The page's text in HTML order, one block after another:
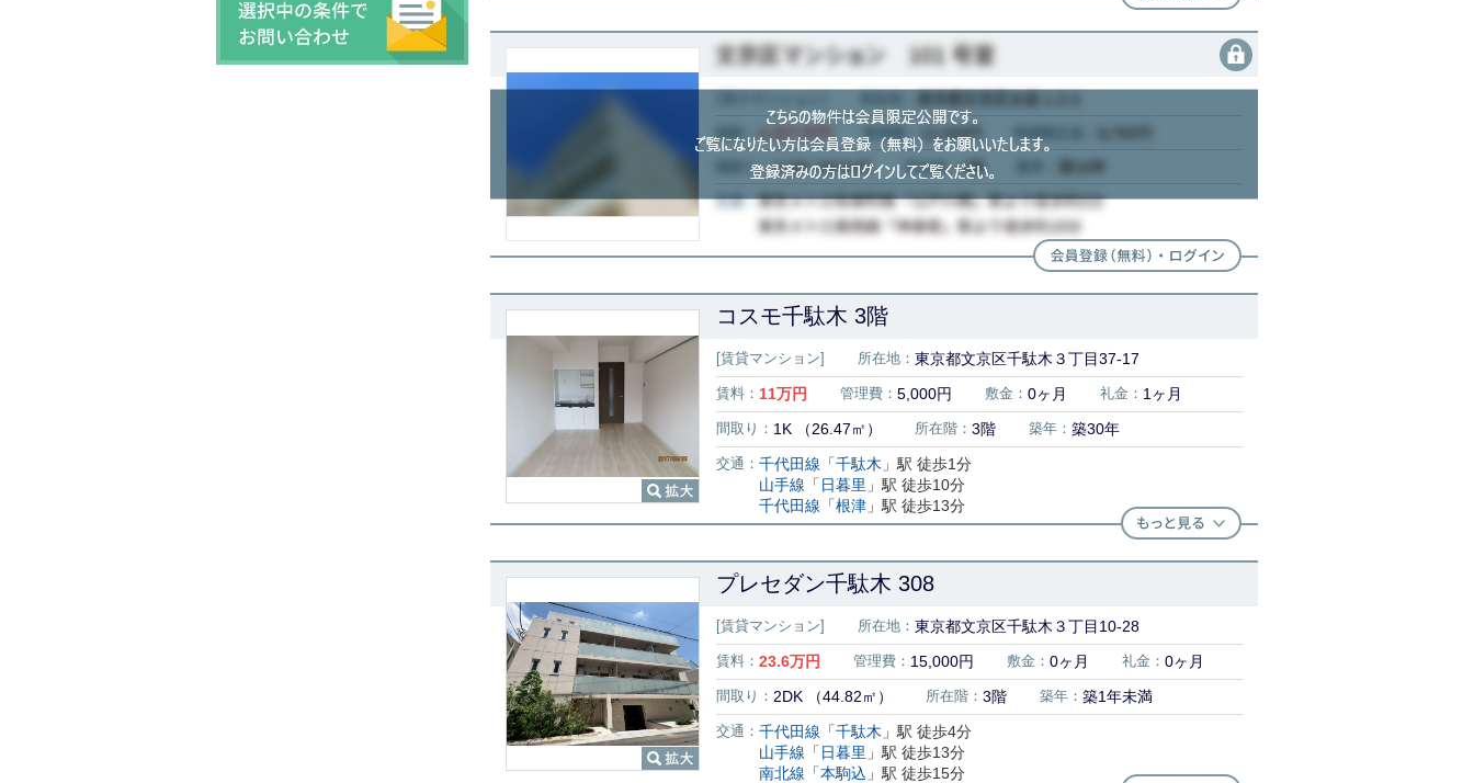
コスモ千駄木 3階
[賃貸マンション] 所在地： 東京都文京区千駄木３丁目37-17
賃料： 11万円 管理費： 5,000円 敷金： 0ヶ月 礼金： 1ヶ月
間取り： 1K （26.47㎡） 所在階： 3階 築年： 築30年
交通： 千代田線 「千駄木 」駅 徒歩1分
山手線 「 日暮里 」駅 徒歩10分
千代田線 「根津 」駅 徒歩13分
プレセダン千駄木 308
[賃貸マンション] 所在地： 東京都文京区千駄木３丁目10-28
賃料： 23.6万円 管理費： 15,000円 敷金： 0ヶ月 礼金： 0ヶ月
間取り： 2DK （44.82㎡） 所在階： 3階 築年： 築1年未満
交通： 千代田線 「千駄木 」駅 徒歩4分
山手線 「 日暮里 」駅 徒歩13分
南北線 「本駒込 」駅 徒歩15分